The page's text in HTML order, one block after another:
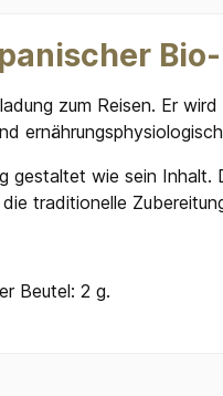
zum Reisen. Er
gestaltet wie sein
traditionelle
Beutel: 2 g.